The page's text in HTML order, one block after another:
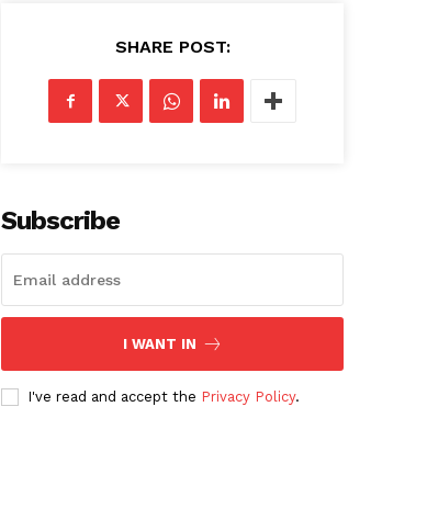
SHARE POST:
Subscribe
I WANT IN
I've read and accept the Privacy Policy.